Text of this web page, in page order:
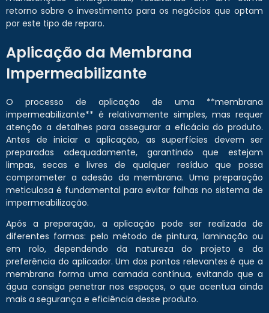
retorno sobre o investimento para os negócios que optam
por este tipo de reparo.
Aplicação da Membrana
Impermeabilizante
O processo de aplicação de uma **membrana
impermeabilizante** é relativamente simples, mas requer
atenção a detalhes para assegurar a eficácia do produto.
Antes de iniciar a aplicação, as superfícies devem ser
preparadas adequadamente, garantindo que estejam
limpas, secas e livres de qualquer resíduo que possa
comprometer a adesão da membrana. Uma preparação
meticulosa é fundamental para evitar falhas no sistema de
impermeabilização.
Após a preparação, a aplicação pode ser realizada de
diferentes formas: pelo método de pintura, laminação ou
em rolo, dependendo da natureza do projeto e da
preferência do aplicador. Um dos pontos relevantes é que a
membrana forma uma camada contínua, evitando que a
água consiga penetrar nos espaços, o que acentua ainda
mais a segurança e eficiência desse produto.